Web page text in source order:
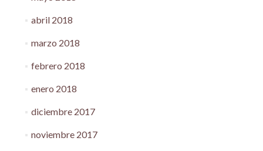
abril 2018
marzo 2018
febrero 2018
enero 2018
diciembre 2017
noviembre 2017